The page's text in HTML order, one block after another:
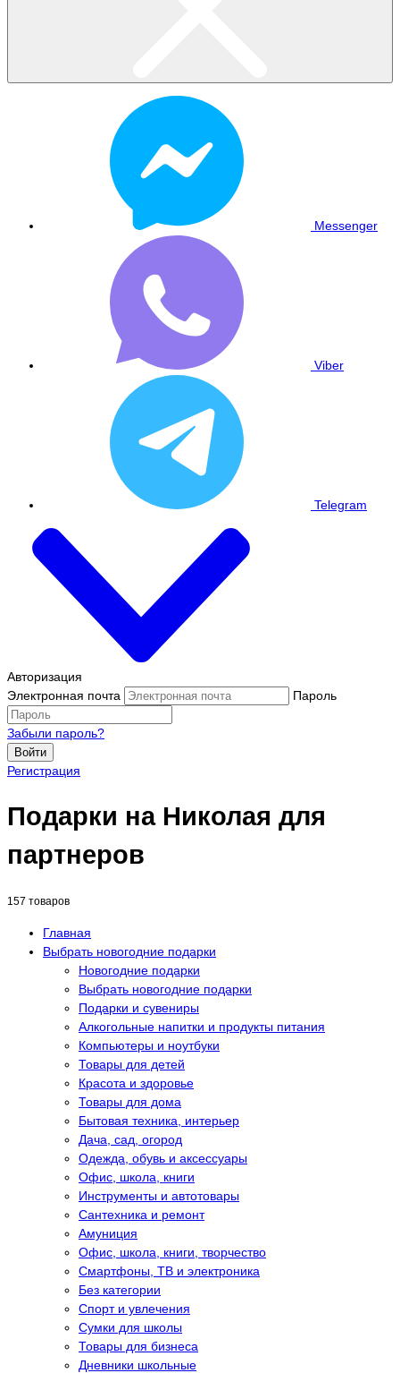
Messenger
Viber
Telegram
Авторизация
Электронная почта
Пароль
Забыли пароль?
Войти
Регистрация
Подарки на Николая для
партнеров
157 товаров
Главная
Выбрать новогодние подарки
Новогодние подарки
Выбрать новогодние подарки
Подарки и сувениры
Алкогольные напитки и продукты питания
Компьютеры и ноутбуки
Товары для детей
Красота и здоровье
Товары для дома
Бытовая техника, интерьер
Дача, сад, огород
Одежда, обувь и аксессуары
Офис, школа, книги
Инструменты и автотовары
Сантехника и ремонт
Амуниция
Офис, школа, книги, творчество
Смартфоны, ТВ и электроника
Без категории
Спорт и увлечения
Сумки для школы
Товары для бизнеса
Дневники школьные